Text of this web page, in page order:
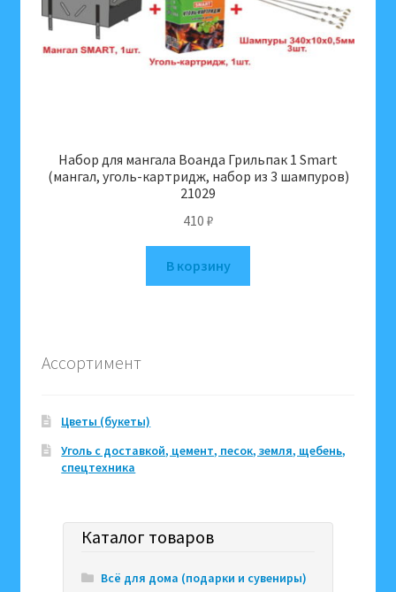
Набор для мангала Воанда Грильпак 1 Smart
(мангал, уголь-картридж, набор из 3 шампуров)
21029
410 ₽
В корзину
Ассортимент
Цветы (букеты)
Уголь с доставкой, цемент, песок, земля, щебень,
спецтехника
Каталог товаров
Всё для дома (подарки и сувениры)